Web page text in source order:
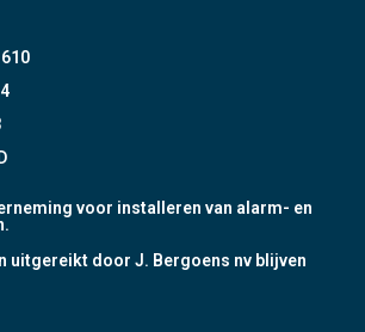
voor installeren van alarm- en
uitgereikt door J. Bergoens nv blijven